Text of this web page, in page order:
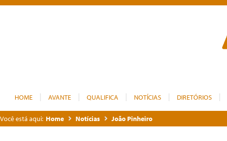
HOME AVANTE QUALIFICA NOTÍCIAS DIRETÓRIOS
Você está aqui: Home Notícias João Pinheiro